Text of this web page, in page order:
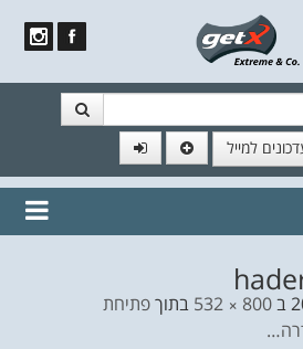
למייל
תפוצה!
נשמח
ב800 × 532 בתוךפתיחת